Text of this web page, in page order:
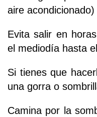
aire
Evita salir en
el mediodía hasta
Si tienes que
una gorra o
Camina por la